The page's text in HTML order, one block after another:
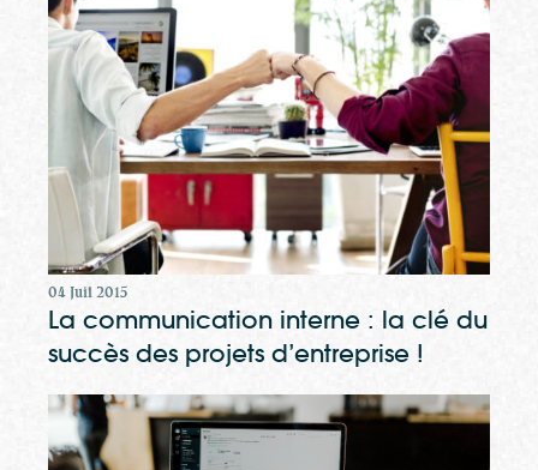
04 Juil 2015
La communication interne : la clé du
succès des projets d’entreprise !